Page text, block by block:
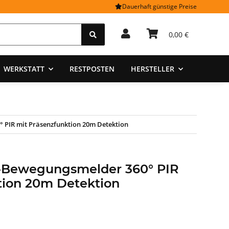
Dauerhaft günstige Preise
0,00 €
WERKSTATT RESTPOSTEN HERSTELLER
PIR mit Präsenzfunktion 20m Detektion
360° PIR
20m Detektion